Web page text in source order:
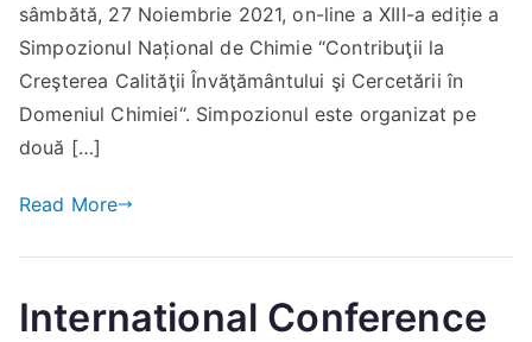
sâmbătă, 27 Noiembrie 2021, on-line a XIII-a ediție a
Simpozionul Național de Chimie “Contribuţii la
Creşterea Calităţii Învăţământului şi Cercetării în
Domeniul Chimiei“. Simpozionul este organizat pe
două […]
Read More
International Conference